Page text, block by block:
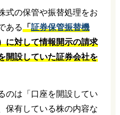
式の保管や振替処理をお
ある「証券保管振替機
に対して情報開示の請求
開設していた証券会社を
のは「口座を開設してい
保有している株の内容な